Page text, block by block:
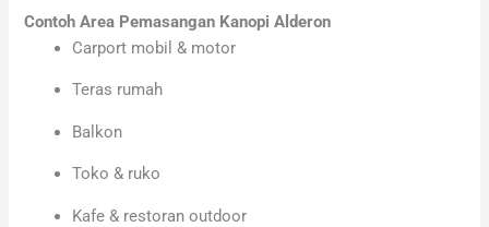
Contoh Area Pemasangan Kanopi Alderon
Carport mobil & motor
Teras rumah
Balkon
Toko & ruko
Kafe & restoran outdoor